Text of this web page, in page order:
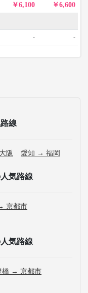
6,100 6,600
- -
線
阪 愛知 → 福岡
気路線
京都市
気路線
橋 → 京都市